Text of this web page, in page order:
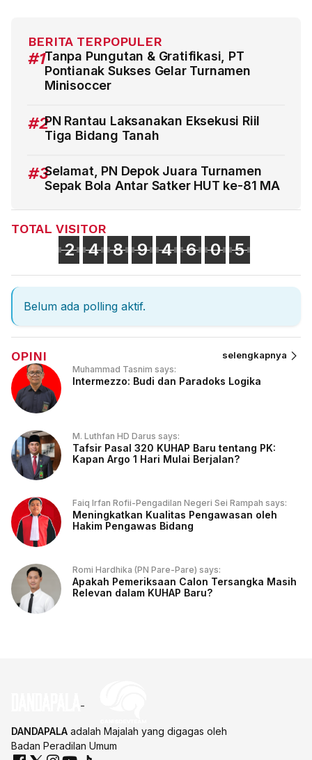
BERITA TERPOPULER
#1Tanpa Pungutan & Gratifikasi, PT
Pontianak Sukses Gelar Turnamen
Minisoccer
#2PN Rantau Laksanakan Eksekusi Riil
Tiga Bidang Tanah
#3Selamat, PN Depok Juara Turnamen
Sepak Bola Antar Satker HUT ke-81 MA
TOTAL VISITOR
2 4 8 9 4 6 0 5
Belum ada polling aktif.
OPINI selengkapnya
Muhammad Tasnim says:
Intermezzo: Budi dan Paradoks Logika
M. Luthfan HD Darus says:
Tafsir Pasal 320 KUHAP Baru tentang PK:
Kapan Argo 1 Hari Mulai Berjalan?
Faiq Irfan Rofii-Pengadilan Negeri Sei Rampah says:
Meningkatkan Kualitas Pengawasan oleh
Hakim Pengawas Bidang
Romi Hardhika (PN Pare-Pare) says:
Apakah Pemeriksaan Calon Tersangka Masih
Relevan dalam KUHAP Baru?
DANDAPALA adalah Majalah yang digagas oleh
Badan Peradilan Umum